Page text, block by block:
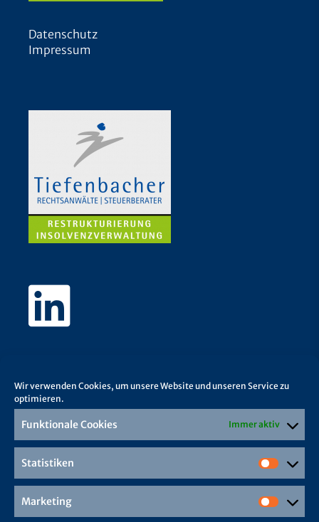
Wir verwenden Cookies, um unsere Website und unseren Service zu
optimieren.
Funktionale Cookies Immer aktiv
Statistiken
Marketing
Datenschutz
Impressum